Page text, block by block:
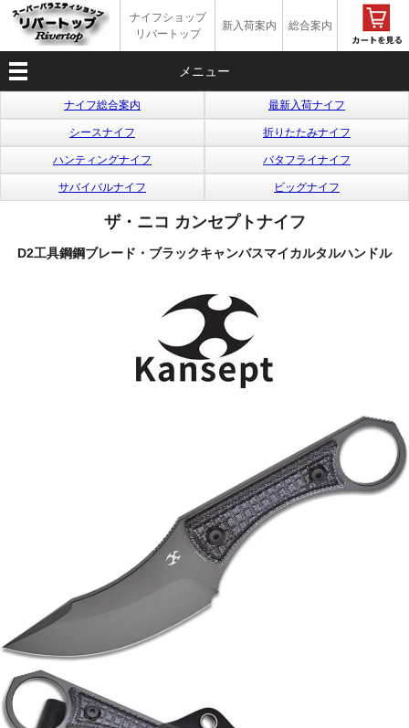
ナイフショップ
リバートップ
新入荷案内 総合案内
メニュー
ナイフ総合案内 最新入荷ナイフ
シースナイフ 折りたたみナイフ
ハンティングナイフ バタフライナイフ
サバイバルナイフ ビッグナイフ
ザ・ニコ カンセプトナイフ
D2工具鋼鋼ブレード・ブラックキャンバスマイカルタルハンドル